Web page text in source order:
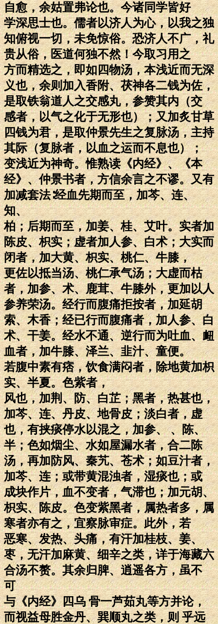
自愈，余姑置弗论也。今诸同学皆好
学深思士也。儒者以济人为心，以我之独
知俯视一切，未免惊俗。恐济人不广，礼
贵从俗，医道何独不然！今取习用之
方而精选之，即如四物汤，本浅近而无深
义也，余则加入香附、茯神各二钱为佐，
是取铁翁道人之交感丸，参赞其内（交
感者，以气之化于无形也）；又加炙甘草
四钱为君，是取仲景先生之复脉汤，主持
其际（复脉者，以血之运而不息也）；
变浅近为神奇。惟熟读《内经》、《本
经》、仲景书者，方信余言之不谬。又有
加减套法∶经血先期而至，加芩、连、
知、
柏；后期而至，加姜、桂、艾叶。实者加
陈皮、枳实；虚者加人参、白术；大实而
闭者，加大黄、枳实、桃仁、牛膝，
更佐以抵当汤、桃仁承气汤；大虚而枯
者，加参、术、鹿茸、牛膝外，更加以人
参养荣汤。经行而腹痛拒按者，加延胡
索、木香；经已行而腹痛者，加人参、白
术、干姜。经水不通、逆行而为吐血、衄
血者，加牛膝、泽兰、韭汁、童便。
若腹中素有痞，饮食满闷者，除地黄加枳
实、半夏。色紫者，
风也，加荆、防、白芷；黑者，热甚也，
加芩、连、丹皮、地骨皮；淡白者，虚
也，有挟痰停水以混之，加参、 、陈、
半；色如烟尘、水如屋漏水者，合二陈
汤，再加防风、秦艽、苍术；如豆汁者，
加芩、连；或带黄混浊者，湿痰也；或
成块作片，血不变者，气滞也；加元胡、
枳实、陈皮。色变紫黑者，属热者多，属
寒者亦有之，宜察脉审症。此外，若
恶寒、发热、头痛，有汗加桂枝、姜、
枣，无汗加麻黄、细辛之类，详于海藏六
合汤不赘。其余归脾、逍遥各方，虽不
可
与《内经》四乌 骨一芦茹丸等方并论，
而视益母胜金丹、巽顺丸之类，则 乎远